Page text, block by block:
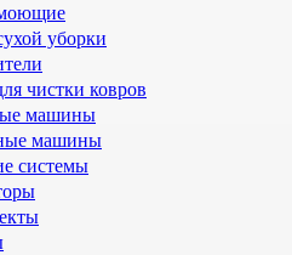
уборки
чистки ковров
машины
машины
системы